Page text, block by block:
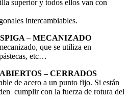
superior y todos ellos van con
intercambiables.
– MECANIZADO
que se utiliza en
etc…
– CERRADOS
de acero a un punto fijo. Si están
cumplir con la fuerza de rotura del